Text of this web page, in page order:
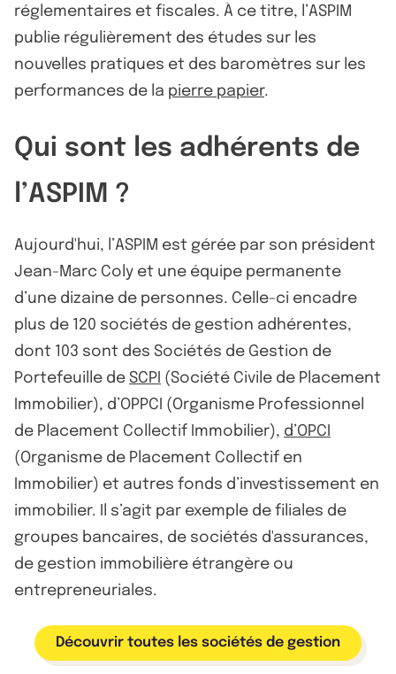
réglementaires et fiscales. À ce titre, l’ASPIM
publie régulièrement des études sur les
nouvelles pratiques et des baromètres sur les
performances de la pierre papier.
Qui sont les adhérents de
l’ASPIM ?
Aujourd'hui, l’ASPIM est gérée par son président
Jean-Marc Coly et une équipe permanente
d’une dizaine de personnes. Celle-ci encadre
plus de 120 sociétés de gestion adhérentes,
dont 103 sont des Sociétés de Gestion de
Portefeuille de SCPI (Société Civile de Placement
Immobilier), d’OPPCI (Organisme Professionnel
de Placement Collectif Immobilier), d’OPCI
(Organisme de Placement Collectif en
Immobilier) et autres fonds d’investissement en
immobilier. Il s’agit par exemple de filiales de
groupes bancaires, de sociétés d'assurances,
de gestion immobilière étrangère ou
entrepreneuriales.
Découvrir toutes les sociétés de gestion